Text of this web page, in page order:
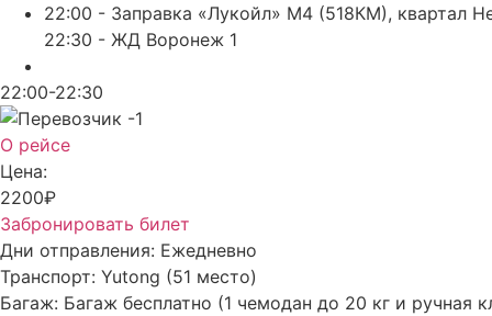
22:00 - Заправка «Лукойл» М4 (518КМ), квартал
22:30 - ЖД Воронеж 1
22:00-22:30
О рейсе
Цена:
2200₽
Забронировать билет
Дни отправления: Ежедневно
Транспорт: Yutong (51 место)
Багаж: Багаж бесплатно (1 чемодан до 20 кг и ручная